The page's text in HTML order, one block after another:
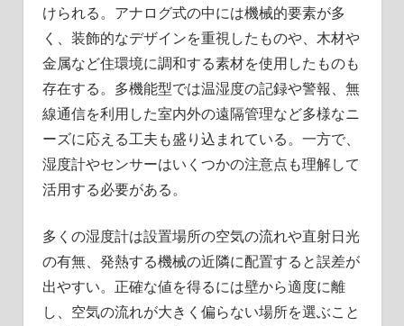
けられる。アナログ式の中には機械的要素が多
く、装飾的なデザインを重視したものや、木材や
金属など住環境に調和する素材を使用したものも
存在する。多機能型では温湿度の記録や警報、無
線通信を利用した室内外の遠隔管理など多様なニ
ーズに応える工夫も盛り込まれている。一方で、
湿度計やセンサーはいくつかの注意点も理解して
活用する必要がある。
多くの湿度計は設置場所の空気の流れや直射日光
の有無、発熱する機械の近隣に配置すると誤差が
出やすい。正確な値を得るには壁から適度に離
し、空気の流れが大きく偏らない場所を選ぶこと